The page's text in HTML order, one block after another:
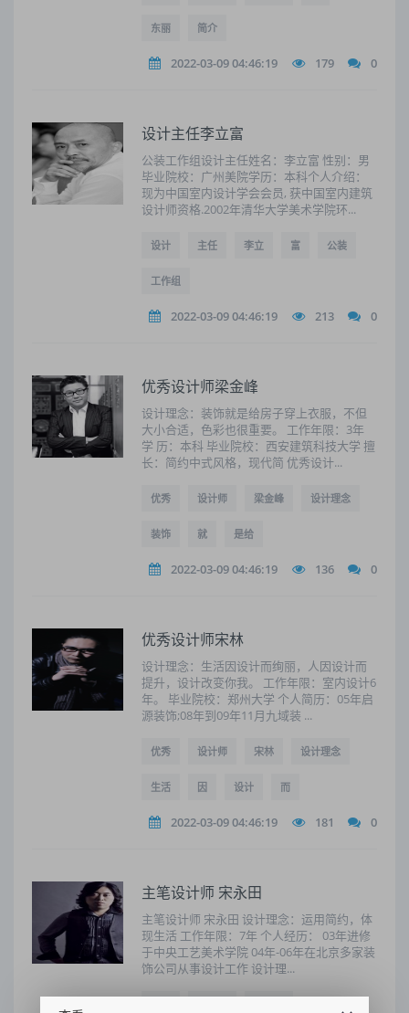
东丽 简介
2022-03-09 04:46:19 179 0
设计主任李立富
公装工作组设计主任姓名：李立富 性别：男
毕业院校：广州美院学历：本科个人介绍：
现为中国室内设计学会会员, 获中国室内建筑
设计师资格.2002年清华大学美术学院环...
设计 主任 李立 富 公装
工作组
2022-03-09 04:46:19 213 0
优秀设计师梁金峰
设计理念：装饰就是给房子穿上衣服，不但
大小合适，色彩也很重要。 工作年限：3年
学 历：本科 毕业院校：西安建筑科技大学 擅
长：简约中式风格，现代简 优秀设计...
优秀 设计师 梁金峰 设计理念
装饰 就 是给
2022-03-09 04:46:19 136 0
优秀设计师宋林
设计理念：生活因设计而绚丽，人因设计而
提升，设计改变你我。 工作年限：室内设计6
年。 毕业院校：郑州大学 个人简历：05年启
源装饰;08年到09年11月九域装 ...
优秀 设计师 宋林 设计理念
生活 因 设计 而
2022-03-09 04:46:19 181 0
主笔设计师 宋永田
主笔设计师 宋永田 设计理念：运用简约，体
现生活 工作年限：7年 个人经历： 03年进修
于中央工艺美术学院 04年-06年在北京多家装
饰公司从事设计工作 设计理...